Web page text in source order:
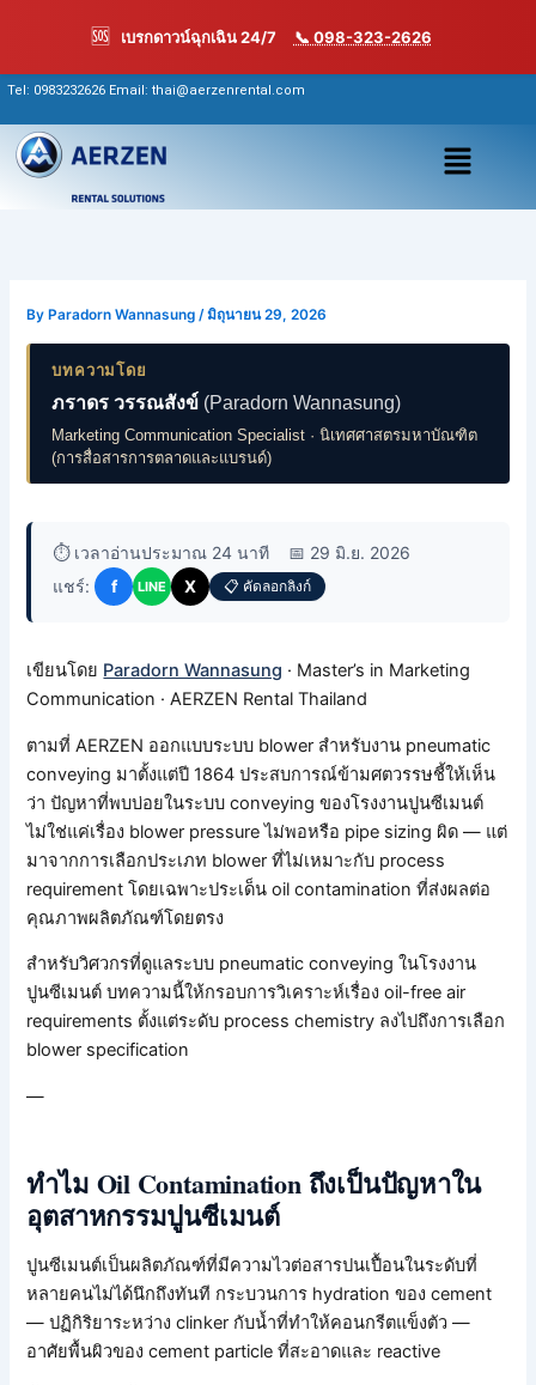
🆘 เบรกดาวน์ฉุกเฉิน 24/7 📞 098-323-2626
content
Tel: 0983232626 Email: thai@aerzenrental.com
เมนู
By Paradorn Wannasung/มิถุนายน 29, 2026
บทความโดย
ภราดร วรรณสังข์ (Paradorn Wannasung)
Marketing Communication Specialist · นิเทศศาสตรมหาบัณฑิต
(การสื่อสารการตลาดและแบรนด์)
⏱️ เวลาอ่านประมาณ 24 นาที
📅 29 มิ.ย. 2026
แชร์:
f LINE X 📋 คัดลอกลิงก์
เขียนโดย Paradorn Wannasung · Master’s in Marketing
Communication · AERZEN Rental Thailand
ตามที่ AERZEN ออกแบบระบบ blower สำหรับงาน pneumatic
conveying มาตั้งแต่ปี 1864 ประสบการณ์ข้ามศตวรรษชี้ให้เห็น
ว่า ปัญหาที่พบบ่อยในระบบ conveying ของโรงงานปูนซีเมนต์
ไม่ใช่แค่เรื่อง blower pressure ไม่พอหรือ pipe sizing ผิด — แต่
มาจากการเลือกประเภท blower ที่ไม่เหมาะกับ process
requirement โดยเฉพาะประเด็น oil contamination ที่ส่งผลต่อ
คุณภาพผลิตภัณฑ์โดยตรง
สำหรับวิศวกรที่ดูแลระบบ pneumatic conveying ในโรงงาน
ปูนซีเมนต์ บทความนี้ให้กรอบการวิเคราะห์เรื่อง oil-free air
requirements ตั้งแต่ระดับ process chemistry ลงไปถึงการเลือก
blower specification
—
ทำไม Oil Contamination ถึงเป็นปัญหาใน
อุตสาหกรรมปูนซีเมนต์
ปูนซีเมนต์เป็นผลิตภัณฑ์ที่มีความไวต่อสารปนเปื้อนในระดับที่
หลายคนไม่ได้นึกถึงทันที กระบวนการ hydration ของ cement
— ปฏิกิริยาระหว่าง clinker กับน้ำที่ทำให้คอนกรีตแข็งตัว —
อาศัยพื้นผิวของ cement particle ที่สะอาดและ reactive